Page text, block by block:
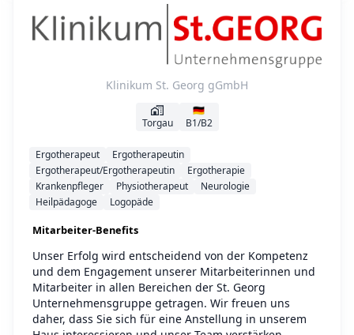
Klinikum St. Georg gGmbH
Torgau
🇩🇪
B1/B2
Ergotherapeut
Ergotherapeutin
Ergotherapeut/Ergotherapeutin
Ergotherapie
Krankenpfleger
Physiotherapeut
Neurologie
Heilpädagoge
Logopäde
Mitarbeiter-Benefits
Unser Erfolg wird entscheidend von der Kompetenz
und dem Engagement unserer Mitarbeiterinnen und
Mitarbeiter in allen Bereichen der St. Georg
Unternehmensgruppe getragen. Wir freuen uns
daher, dass Sie sich für eine Anstellung in unserem